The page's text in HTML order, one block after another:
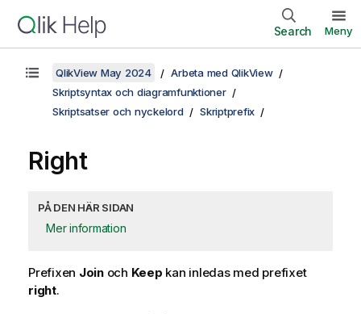
Search Meny
QlikView May 2024
Arbeta med QlikView
Skriptsyntax och diagramfunktioner
Skriptsatser och nyckelord
Skriptprefix
Right
PÅ DEN HÄR SIDAN
Mer information
Prefixen Joinoch Keep kan inledas med prefixet
right.